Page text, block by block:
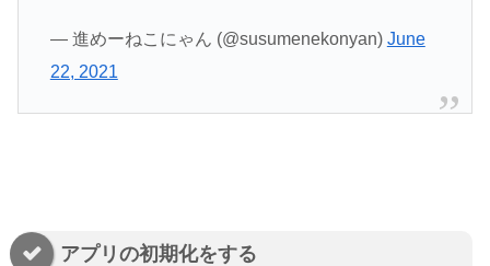
— 進めーねこにゃん (@susumenekonyan) June
22, 2021
アプリの初期化をする